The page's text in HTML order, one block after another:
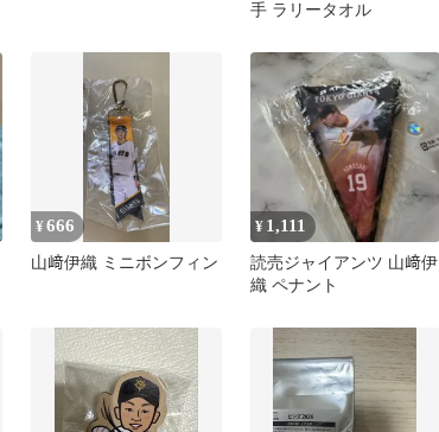
手 ラリータオル
¥666
山﨑伊織 ミニボンフィン
¥ 1,111
読売ジャイアンツ 山﨑伊
織 ペナント